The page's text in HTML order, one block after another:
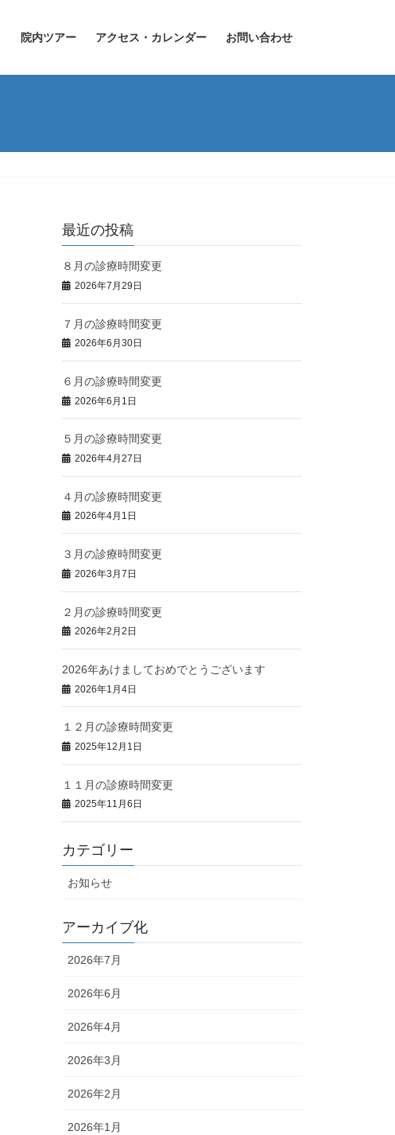
院内ツアー アクセス・カレンダー お問い合わせ
最近の投稿
８月の診療時間変更
2026年7月29日
７月の診療時間変更
2026年6月30日
６月の診療時間変更
2026年6月1日
５月の診療時間変更
2026年4月27日
４月の診療時間変更
2026年4月1日
３月の診療時間変更
2026年3月7日
２月の診療時間変更
2026年2月2日
2026年あけましておめでとうございます
2026年1月4日
１２月の診療時間変更
2025年12月1日
１１月の診療時間変更
2025年11月6日
カテゴリー
お知らせ
アーカイブ化
2026年7月
2026年6月
2026年4月
2026年3月
2026年2月
2026年1月